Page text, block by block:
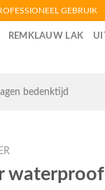
GEBRUIK
REMKLAUW LAK
bedenktijd